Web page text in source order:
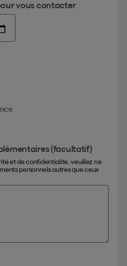
vous contacter
(facultatif)
et de confidentialité, veuillez ne
personnels autres que ceux